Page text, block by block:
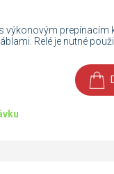
s výkonovým prepínacím
Relé je nutné použiť